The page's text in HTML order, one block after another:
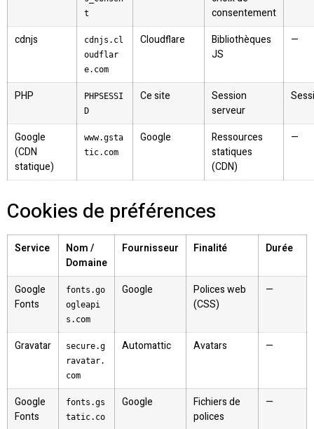
t
consentement
cdnjs
cdnjs.cl
oudflar
e.com
Cloudflare
Bibliothèques
JS
—
PHP
PHPSESSI
D
Ce site
Session
serveur
Google
(CDN
statique)
www.gsta
tic.com
Google
Ressources
statiques
(CDN)
—
Cookies de préférences
Service
Nom /
Domaine
Fournisseur Finalité Durée
Google
Fonts
fonts.go
ogleapi
s.com
Google
Polices web
(CSS)
—
Gravatar
secure.g
ravatar.
com
Automattic Avatars —
Google
Fonts
fonts.gs
tatic.co
Google
Fichiers de
polices
—